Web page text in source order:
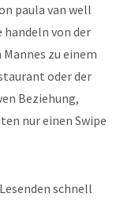
paula van well
handeln von der
zu einem
oder der
Beziehung,
nur einen Swipe
schnell